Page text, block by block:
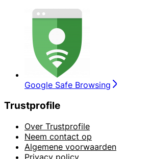
Google Safe Browsing
Trustprofile
Over Trustprofile
Neem contact op
Algemene voorwaarden
Privacy policy